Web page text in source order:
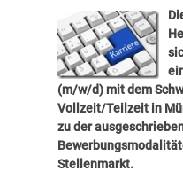
(m/w/d) mit dem
Vollzeit/Teilzeit in
zu der
Stellenmarkt.